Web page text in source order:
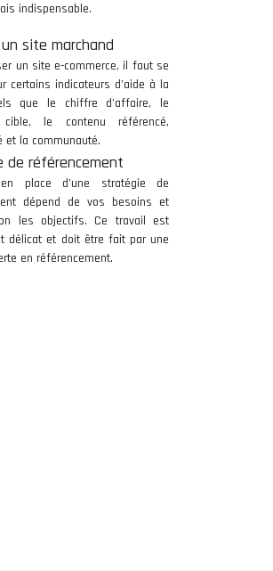
indispensable.
site marchand
un site e-commerce, il faut se
certains indicateurs d’aide à la
que le chiffre d’affaire, le
le contenu référencé,
et la communauté.
de référencement
place d’une stratégie de
dépend de vos besoins et
les objectifs. Ce travail est
délicat et doit être fait par une
en référencement.